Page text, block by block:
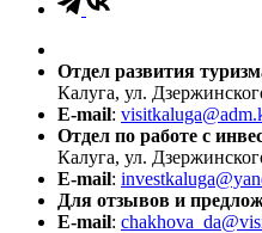
Отдел развития
Калуга, ул.
E-mail:
Отдел по работе с
Калуга, ул.
E-mail:
Для отзывов и
E-mail: